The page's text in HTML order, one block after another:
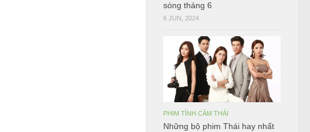
sóng tháng 6
6 JUN, 2024
PHIM TÌNH CẢM THÁI
Những bộ phim Thái hay nhất